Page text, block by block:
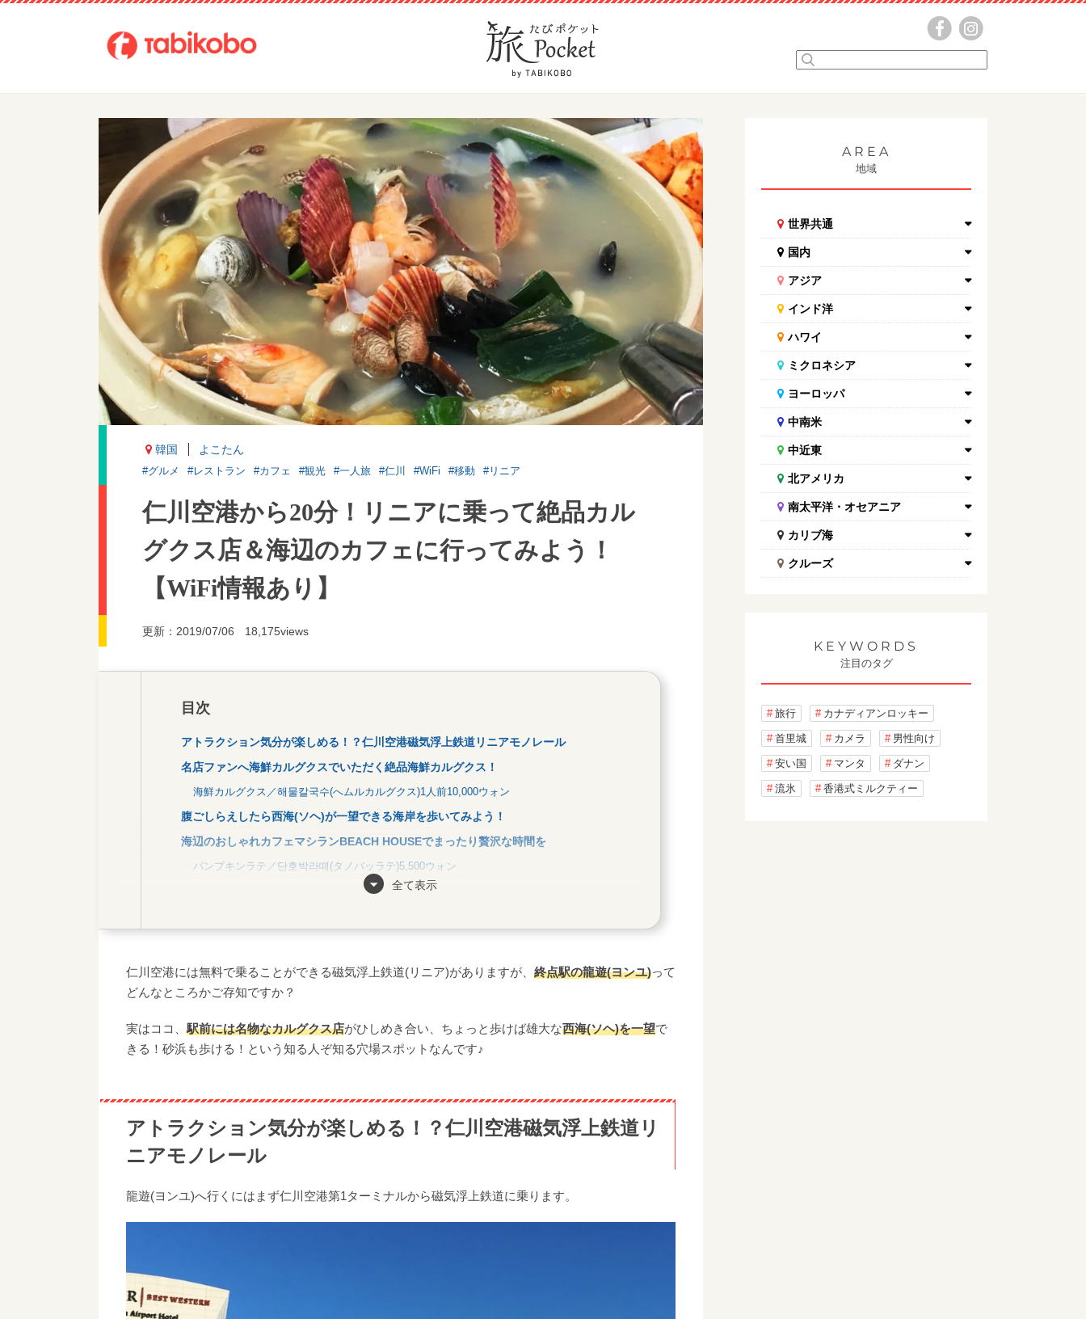
韓国 よこたん
#グルメ #レストラン #カフェ #観光 #一人旅 #仁川 #WiFi #移動 #リニア
仁川空港から20分！リニアに乗って絶品カル
グクス店＆海辺のカフェに行ってみよう！
【WiFi情報あり】
更新：2019/07/06 18,175views
目次
アトラクション気分が楽しめる！？仁川空港磁気浮上鉄道リニアモノレール
名店ファンへ海鮮カルグクスでいただく絶品海鮮カルグクス！
海鮮カルグクス／해물칼국수(へムルカルグクス)1人前10,000ウォン
腹ごしらえしたら西海(ソヘ)が一望できる海岸を歩いてみよう！
海辺のおしゃれカフェマシランBEACH HOUSEでまったり贅沢な時間を
パンプキンラテ／단호박라떼(タノバッラテ)5,500ウォン
アフォガード＆アメリカーノ／아포가또（アポガット）&아메리카노(アメリカノ)6,800ウ
全て表示
仁川空港には無料で乗ることができる磁気浮上鉄道(リニア)がありますが、 終点駅の龍遊(ヨンユ)って
どんなところかご存知ですか？
実はココ、 駅前には名物なカルグクス店がひしめき合い、ちょっと歩けば雄大な西海(ソヘ)を一望で
きる！砂浜も歩ける！という知る人ぞ知る穴場スポットなんです♪
アトラクション気分が楽しめる！？仁川空港磁気浮上鉄道リ
ニアモノレール
龍遊(ヨンユ)へ行くにはまず仁川空港第1ターミナルから磁気浮上鉄道に乗ります。
AREA
地域
世界共通
国内
アジア
インド洋
ハワイ
ミクロネシア
ヨーロッパ
中南米
中近東
北アメリカ
南太平洋・オセアニア
カリブ海
クルーズ
KEYWORDS
注目のタグ
旅行 カナディアンロッキー
首里城 カメラ 男性向け
安い国 マンタ ダナン
流氷 香港式ミルクティー